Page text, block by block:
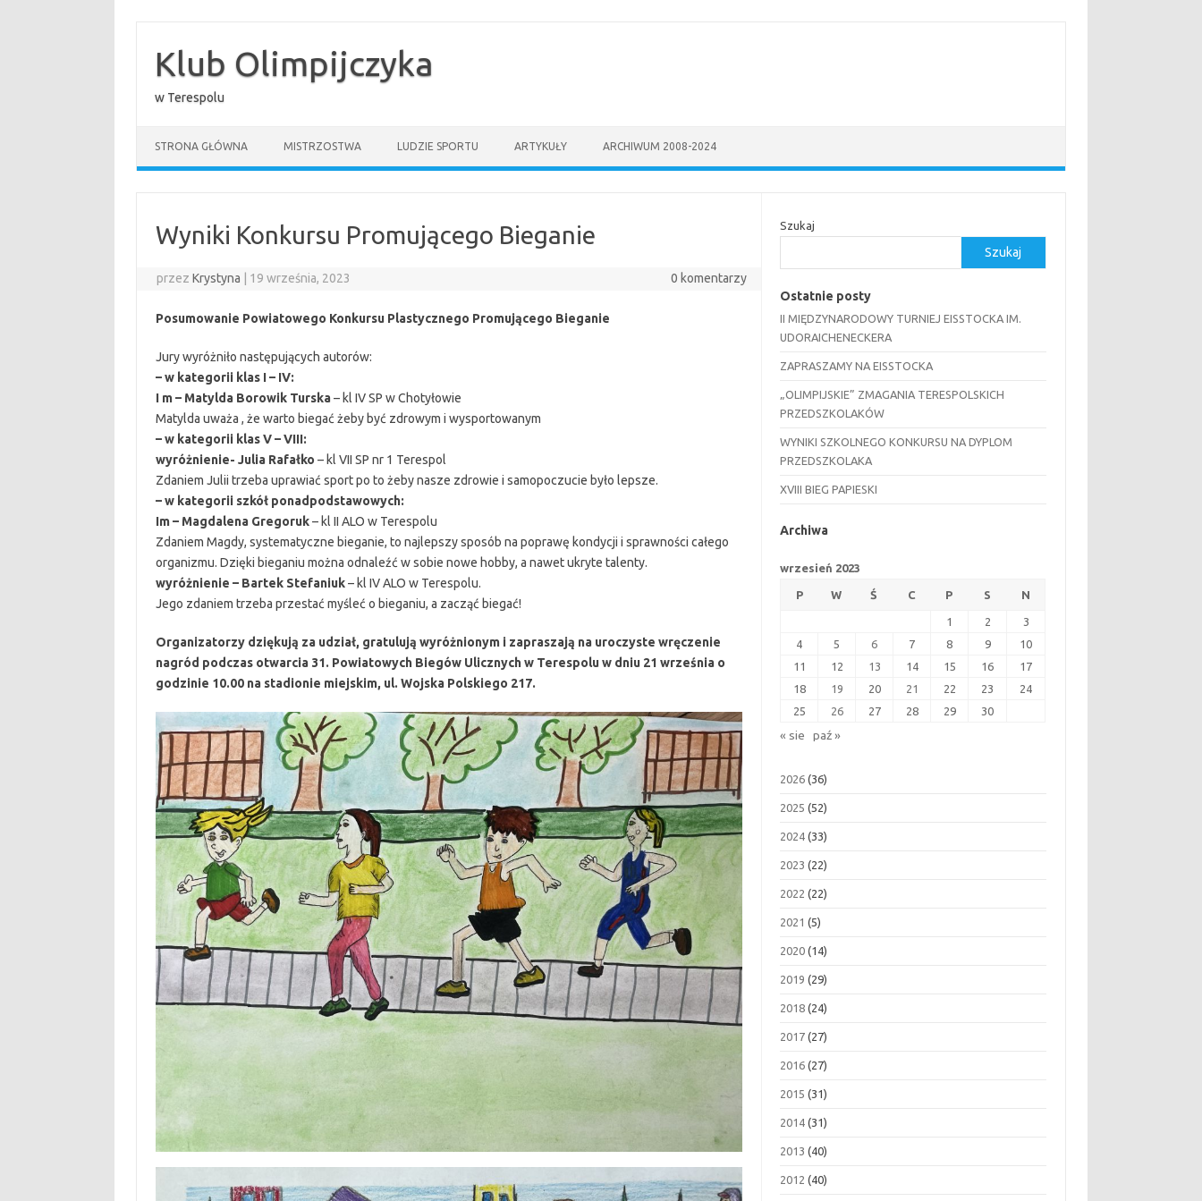
treściKlub Olimpijczyka
w Terespolu
STRONA GŁÓWNA MISTRZOSTWA LUDZIE SPORTU ARTYKUŁY ARCHIWUM 2008-2024
Wyniki Konkursu Promującego Bieganie
przezKrystyna 19 września, 2023 0 komentarzy
Posumowanie Powiatowego Konkursu Plastycznego Promującego Bieganie
Jury wyróżniło następujących autorów:
– w kategorii klas I – IV:
I m – Matylda Borowik Turska– kl IV SP w Chotyłowie
Matylda uważa , że warto biegać żeby być zdrowym i wysportowanym
– w kategorii klas V – VIII:
wyróżnienie- Julia Rafałko – kl VII SP nr 1 Terespol
Zdaniem Julii trzeba uprawiać sport po to żeby nasze zdrowie i samopoczucie było lepsze.
– w kategorii szkół ponadpodstawowych:
Im – Magdalena Gregoruk– kl II ALO w Terespolu
Zdaniem Magdy, systematyczne bieganie, to najlepszy sposób na poprawę kondycji i sprawności całego
organizmu. Dzięki bieganiu można odnaleźć w sobie nowe hobby, a nawet ukryte talenty.
wyróżnienie – Bartek Stefaniuk– kl IV ALO w Terespolu.
Jego zdaniem trzeba przestać myśleć o bieganiu, a zacząć biegać!
Organizatorzy dziękują za udział, gratulują wyróżnionym i zapraszają na uroczyste wręczenie
nagród podczas otwarcia 31. Powiatowych Biegów Ulicznych w Terespolu w dniu 21 września o
godzinie 10.00 na stadionie miejskim, ul. Wojska Polskiego 217.
Szukaj
Szukaj
Ostatnie posty
II MIĘDZYNARODOWY TURNIEJ EISSTOCKA IM.
UDORAICHENECKERA
ZAPRASZAMY NA EISSTOCKA
„OLIMPIJSKIE” ZMAGANIA TERESPOLSKICH
PRZEDSZKOLAKÓW
WYNIKI SZKOLNEGO KONKURSU NA DYPLOM
PRZEDSZKOLAKA
XVIII BIEG PAPIESKI
Archiwa
wrzesień 2023
P W Ś C P S N
1 2
3
4
5 6 7 8 9
10
11
12 13 14 15 16
17
18
19 20 21 22 23
24
25
26 27 28 29 30
« sie paź »
2026 (36)
2025 (52)
2024 (33)
2023 (22)
2022 (22)
2021 (5)
2020 (14)
2019 (29)
2018 (24)
2017 (27)
2016 (27)
2015 (31)
2014 (31)
2013 (40)
2012 (40)